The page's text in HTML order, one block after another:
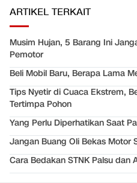
ARTIKEL TERKAIT
Musim Hujan, 5 Barang Ini
Pemotor
Beli Mobil Baru, Berapa Lama
Tips Nyetir di Cuaca Ekstrem,
Tertimpa Pohon
Yang Perlu Diperhatikan Saat
Jangan Buang Oli Bekas Motor
Cara Bedakan STNK Palsu dan